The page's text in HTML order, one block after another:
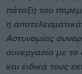
πάταξη του
η
Αστυνομίας
συνεργασία με
και ειδικά τους